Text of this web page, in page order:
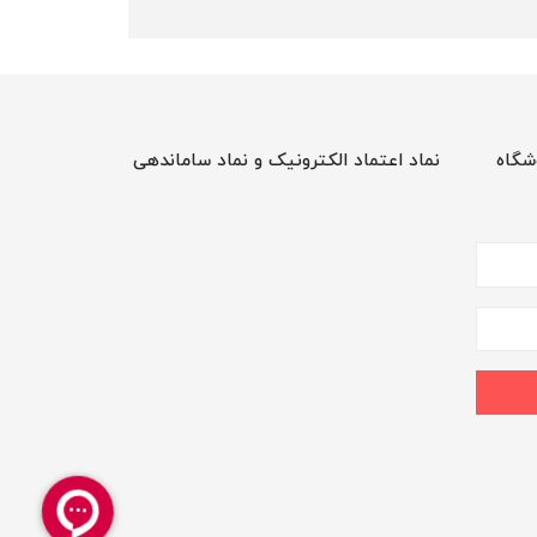
نماد اعتماد الکترونیک و نماد ساماندهی